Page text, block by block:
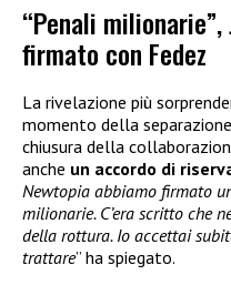
“Penali milionarie”,
firmato con Fedez
La rivelazione più
momento della
chiusura della
anche un accordo di
Newtopia abbiamo firmato
milionarie. C’era scritto che
della rottura. Io accettai
trattare” ha spiegato.